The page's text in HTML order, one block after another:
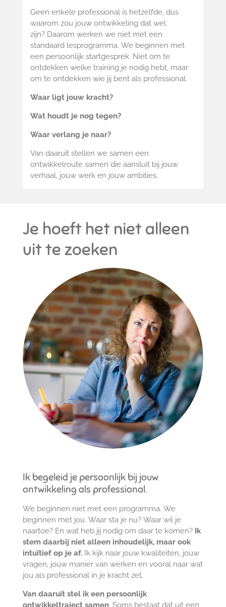
Geen enkele professional is hetzelfde, dus
waarom zou jouw ontwikkeling dat wel
zijn? Daarom werken we niet met een
standaard lesprogramma. We beginnen met
een persoonlijk startgesprek. Niet om te
ontdekken welke training je nodig hebt, maar
om te ontdekken wie jij bent als professional.
Waar ligt jouw kracht?
Wat houdt je nog tegen?
Waar verlang je naar?
Van daaruit stellen we samen een
ontwikkelroute samen die aansluit bij jouw
verhaal, jouw werk en jouw ambities.
Je hoeft het niet alleen
uit te zoeken
Ik begeleid je persoonlijk bij jouw
ontwikkeling als professional.
We beginnen niet met een programma. We
beginnen met jou. Waar sta je nu? Waar wil je
naartoe? En wat heb jij nodig om daar te komen? Ik
stem daarbij niet alleen inhoudelijk, maar ook
intuïtief op je af. Ik kijk naar jouw kwaliteiten, jouw
vragen, jouw manier van werken en vooral naar wat
jou als professional in je kracht zet.
Van daaruit stel ik een persoonlijk
ontwikkeltraject samen. Soms bestaat dat uit een